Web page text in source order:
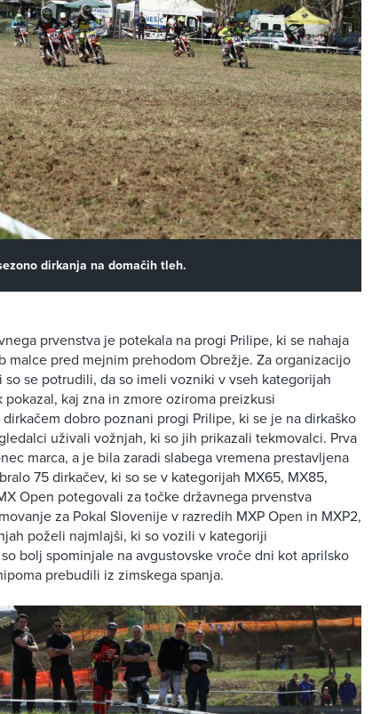
dirkanja na domačih tleh.
prvenstva je potekala na progi Prilipe, ki se nahaja
malce pred mejnim prehodom Obrežje. Za organizacijo
se potrudili, da so imeli vozniki v vseh kategorijah
kaj zna in zmore oziroma preizkusi
dobro poznani progi Prilipe, ki se je na dirkaško
uživali vožnjah, ki so jih prikazali tekmovalci. Prva
marca, a je bila zaradi slabega vremena prestavljena
75 dirkačev, ki so se v kategorijah MX65, MX85,
Open potegovali za točke državnega prvenstva
za Pokal Slovenije v razredih MXP Open in MXP2,
poželi najmlajši, ki so vozili v kategoriji
bolj spominjale na avgustovske vroče dni kot aprilsko
prebudili iz zimskega spanja.